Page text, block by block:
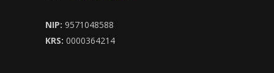
NIP: 9571048588
KRS: 0000364214